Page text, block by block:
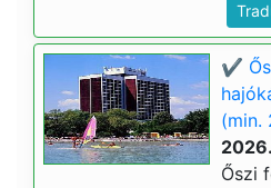
✔️
(min.
Őszi